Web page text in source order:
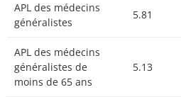
APL des médecins
généralistes
5.81
APL des médecins
généralistes de
moins de 65 ans
5.13